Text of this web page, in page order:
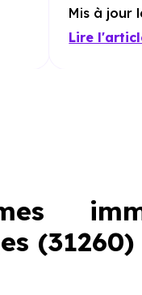
Mis à jour
Lire